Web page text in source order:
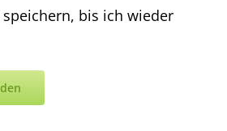
bis ich wieder